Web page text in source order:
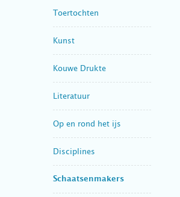
Toertochten
Kunst
Kouwe Drukte
Literatuur
Op en rond het ijs
Disciplines
Schaatsenmakers